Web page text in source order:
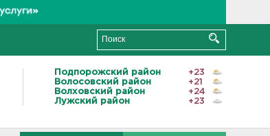
Подпорожский район
+23
Волосовский район
+21
Волховский район
+24
Лужский район
+23